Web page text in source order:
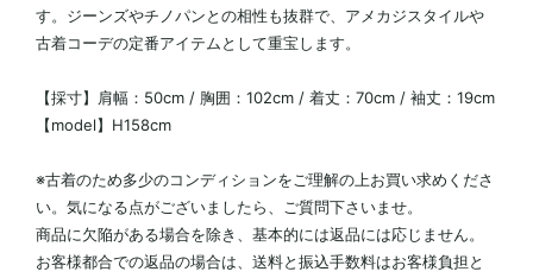
す。ジーンズやチノパンとの相性も抜群で、アメカジスタイルや
古着コーデの定番アイテムとして重宝します。
【採寸】肩幅：50cm / 胸囲：102cm / 着丈：70cm / 袖丈：19cm
【model】H158cm
※古着のため多少のコンディションをご理解の上お買い求めくださ
い。気になる点がございましたら、ご質問下さいませ。
商品に欠陥がある場合を除き、基本的には返品には応じません。
お客様都合での返品の場合は、送料と振込手数料はお客様負担と